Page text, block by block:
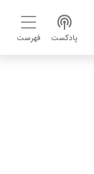
پادکست فهرست